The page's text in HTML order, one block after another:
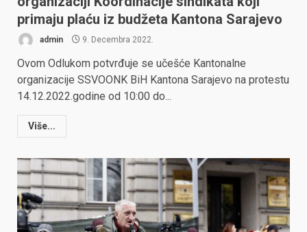
primaju plaću iz budžeta Kantona Sarajevo
admin 9. Decembra 2022.
Ovom Odlukom potvrđuje se učešće Kantonalne
organizacije SSVOONK BiH Kantona Sarajevo na protestu
14.12.2022.godine od 10:00 do...
Više...